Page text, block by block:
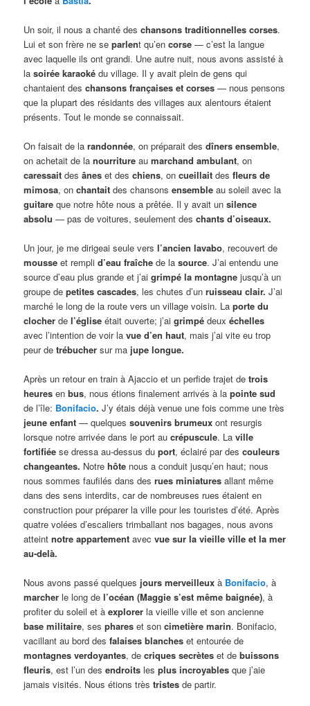
Un soir, il nous a chanté deschansons traditionnelles corses.
Lui et son frère ne separlent qu’encorse — c’est la langue
avec laquelle ils ont grandi. Une autre nuit, nous avons assisté à
lasoirée karaoké du village. Il y avait plein de gens qui
chantaient deschansons françaises et corses — nous pensons
que la plupart des résidants des villages aux alentours étaient
présents. Tout le monde se connaissait.
On faisait de larandonnée, on préparait desdîners ensemble,
on achetait de lanourriture aumarchand ambulant, on
caressait desânes et deschiens, oncueillait desfleurs de
mimosa, onchantait des chansonsensemble au soleil avec la
guitare que notre hôte nous a prêtée. Il y avait unsilence
absolu — pas de voitures, seulement deschants d’oiseaux.
Un jour, je me dirigeai seule versl’ancien lavabo, recouvert de
mousse et remplid’eau fraîche de lasource. J’ai entendu une
source d’eau plus grande et j’aigrimpé la montagne jusqu’à un
groupe depetites cascades, les chutes d’unruisseau clair. J’ai
marché le long de la route vers un village voisin. Laporte du
clocher del’église était ouverte; j’aigrimpé deuxéchelles
avec l’intention de voir lavue d’en haut, mais j’ai vite eu trop
peur detrébucher sur ma jupe longue.
Après un retour en train à Ajaccio et un perfide trajet detrois
heures enbus, nous étions finalement arrivés à lapointe sud
de l’île: Bonifacio. J’y étais déjà venue une fois comme une très
jeune enfant — quelquessouvenirs brumeux ont resurgis
lorsque notre arrivée dans le port aucrépuscule. Laville
fortifiée se dressa au-dessus duport, éclairé par descouleurs
changeantes. Notrehôte nous a conduit jusqu’en haut; nous
nous sommes faufilés dans desrues miniatures allant même
dans des sens interdits, car de nombreuses rues étaient en
construction pour préparer la ville pour les touristes d’été. Après
quatre volées d’escaliers trimballant nos bagages, nous avons
atteintnotre appartement avecvue sur la vieille ville et la mer
au-delà.
Nous avons passé quelques jours merveilleux à Bonifacio, à
marcher le long del’océan (Maggie s’est même baignée), à
profiter du soleil et àexplorer la vieille ville et son ancienne
base militaire, sesphares et soncimetière marin. Bonifacio,
vacillant au bord desfalaises blanches et entourée de
montagnes verdoyantes, decriques secrètes et debuissons
fleuris, est l’un desendroits lesplus incroyables que j’aie
jamais visités. Nous étions trèstristes de partir.